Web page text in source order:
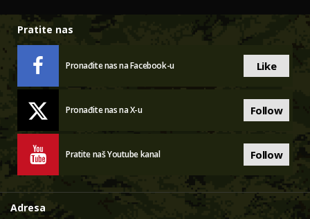
Pratite nas
Pronađite nas na Facebook-u Like
Pronađite nas na X-u Follow
Pratite naš Youtube kanal Follow
Adresa